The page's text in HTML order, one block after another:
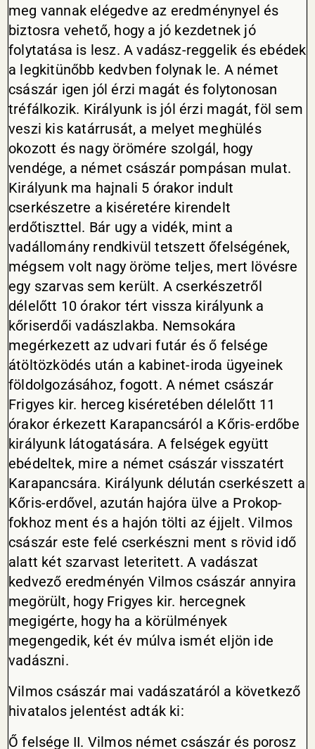
meg vannak elégedve az eredménynyel és
biztosra vehető, hogy a jó kezdetnek jó
folytatása is lesz. A vadász-reggelik és ebédek
a legkitünőbb kedvben folynak le. A német
császár igen jól érzi magát és folytonosan
tréfálkozik. Királyunk is jól érzi magát, föl sem
veszi kis katárrusát, a melyet meghülés
okozott és nagy örömére szolgál, hogy
vendége, a német császár pompásan mulat.
Királyunk ma hajnali 5 órakor indult
cserkészetre a kiséretére kirendelt
erdőtiszttel. Bár ugy a vidék, mint a
vadállomány rendkivül tetszett őfelségének,
mégsem volt nagy öröme teljes, mert lövésre
egy szarvas sem került. A cserkészetről
délelőtt 10 órakor tért vissza királyunk a
kőriserdői vadászlakba. Nemsokára
megérkezett az udvari futár és ő felsége
átöltözködés után a kabinet-iroda ügyeinek
földolgozásához, fogott. A német császár
Frigyes kir. herceg kiséretében délelőtt 11
órakor érkezett Karapancsáról a Kőris-erdőbe
királyunk látogatására. A felségek együtt
ebédeltek, mire a német császár visszatért
Karapancsára. Királyunk délután cserkészett a
Kőris-erdővel, azután hajóra ülve a Prokop-
fokhoz ment és a hajón tölti az éjjelt. Vilmos
császár este felé cserkészni ment s rövid idő
alatt két szarvast leteritett. A vadászat
kedvező eredményén Vilmos császár annyira
megörült, hogy Frigyes kir. hercegnek
megigérte, hogy ha a körülmények
megengedik, két év múlva ismét eljön ide
vadászni.
Vilmos császár mai vadászatáról a következő
hivatalos jelentést adták ki:
Ő felsége II. Vilmos német császár és porosz